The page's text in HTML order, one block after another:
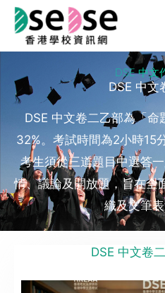
Skip
content
DSE 中文
DSE 中文
DSE 中文卷二乙部為「
32%。考試時間為2小時15
考生須從三道題目中選答
情、議論及開放題，旨在全
織及文筆表
DSE 中文卷